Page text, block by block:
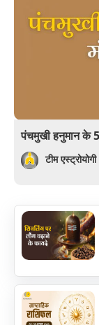
खेल
सेलिब्रिटी
योग
अन्य
पंचमुखी हनुमान के
टीम एस्ट्रोयोगी